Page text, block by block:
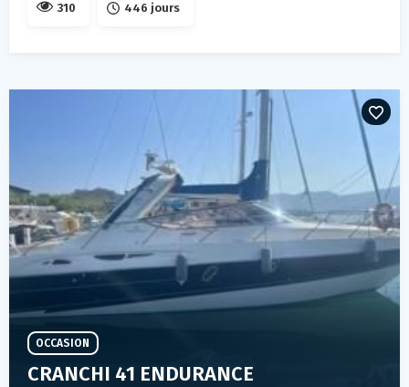
310 446 jours
CRANCHI 41 ENDURANCE
OCCASION